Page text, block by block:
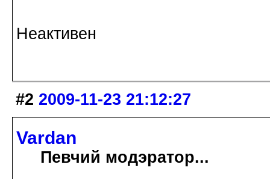
Неактивен
#2 2009-11-23 21:12:27
Vardan
Певчий модэратор...